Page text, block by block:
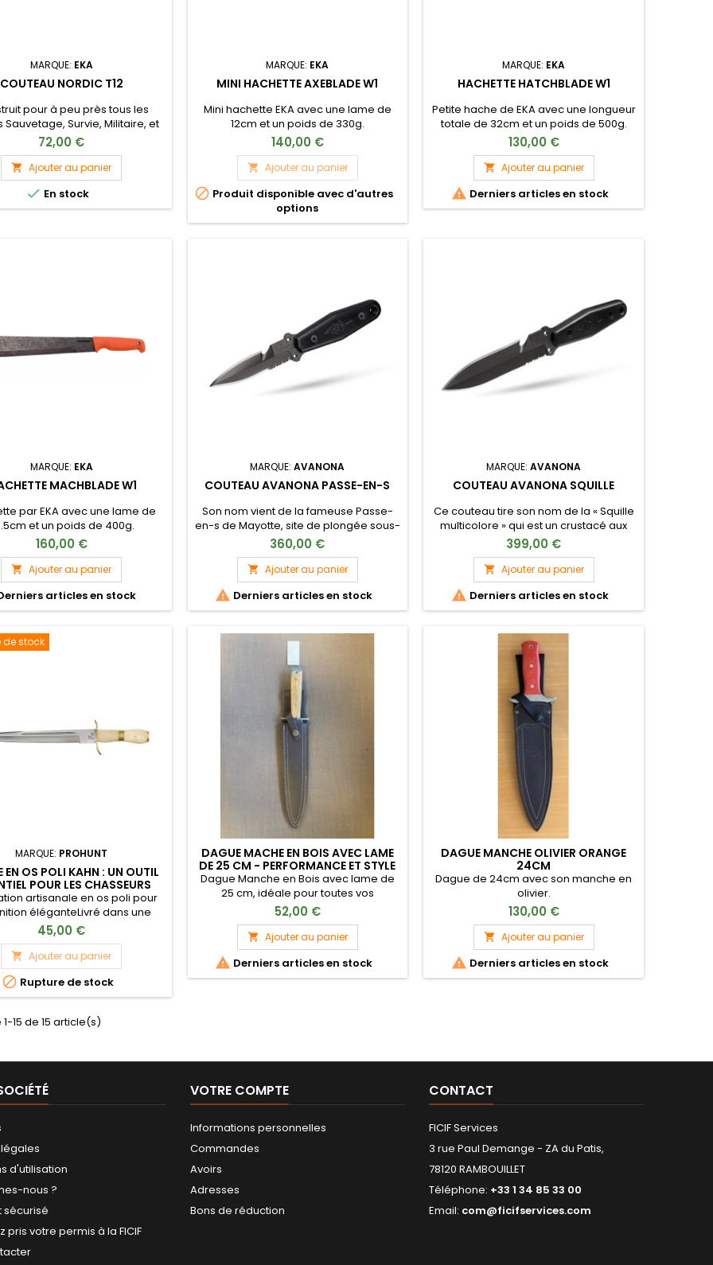
MARQUE: EKA
COUTEAU NORDIC T12
pour à peu près tous les
Sauvetage, Survie, Militaire, et
les Forces Spéciales Lame
noire de 4 mm d'épaisseur
construction pleine soie, rend
idéal pour une utilisation
Prise de pouce sur l'arrière de
pour un meilleur contrôle
72,00 €
 Ajouter au panier
 En stock
MARQUE: EKA
MINI HACHETTE AXEBLADE W1
Mini hachette EKA avec une lame de
12cm et un poids de 330g.
140,00 €
 Ajouter au panier
 Produit disponible avec d'autres
options
MARQUE: EKA
HACHETTE HATCHBLADE W1
Petite hache de EKA avec une longueur
totale de 32cm et un poids de 500g.
130,00 €
 Ajouter au panier
 Derniers articles en stock
MARQUE: EKA
MACHBLADE W1
par EKA avec une lame de
et un poids de 400g.
160,00 €
 Ajouter au panier
articles en stock
MARQUE:AVANONA
COUTEAU AVANONA PASSE-EN-S
Son nom vient de la fameuse Passe-
en-s de Mayotte, site de plongée sous-
marine remarquable. Fait pour la
plongée et la chasse sous-marine, la
lame à double tranchant est dotée
d'une goutte d'eau pour couper filets,
cordelettes, lignes...
360,00 €
 Ajouter au panier
 Derniers articles en stock
MARQUE:AVANONA
COUTEAU AVANONA SQUILLE
Ce couteau tire son nom de la « Squille
multicolore » qui est un crustacé aux
sens particulièrement exacerbés et
dotée de pattes ravisseuses
redoutablement acérées, que l’on
retrouve dans les mers du sud. Idéal
pour les activités tactiques terrestres, il
satisfera aussi les plongeurs aguerris.
d’une goutte d’eau pour...
399,00 €
 Ajouter au panier
 Derniers articles en stock
de stock
MARQUE: PROHUNT
EN OS POLI KAHN : UN OUTIL
POUR LES CHASSEURS
artisanale en os poli pour
éléganteLivré dans une
un étui en cuir de buffle.•
aiguisée pour une efficacité
en chasse de 26 cm• Poignée
pour une prise en main
Design compact, facile à
durant vos expéditions•
pour les petits gibiers et le
Un accessoire...
45,00 €
 Ajouter au panier
 Rupture de stock
DAGUE MACHE EN BOIS AVEC LAME
DE 25 CM - PERFORMANCE ET STYLE
Dague Manche en Bois avec lame de
25 cm, idéale pour toutes vos
aventures de chasse aux grands gibier.
Design élégant et performance au
rendez-vous !
52,00 €
 Ajouter au panier
 Derniers articles en stock
DAGUE MANCHE OLIVIER ORANGE
24CM
Dague de 24cm avec son manche en
olivier.
130,00 €
 Ajouter au panier
 Derniers articles en stock
15 de 15 article(s)
d'utilisation
nous ?
sécurisé
pris votre permis à la FICIF
VOTRE COMPTE
Informations personnelles
Commandes
Avoirs
Adresses
Bons de réduction
CONTACT
FICIF Services
3 rue Paul Demange - ZA du Patis,
78120 RAMBOUILLET
Téléphone: +33 1 34 85 33 00
Email: com@ficifservices.com